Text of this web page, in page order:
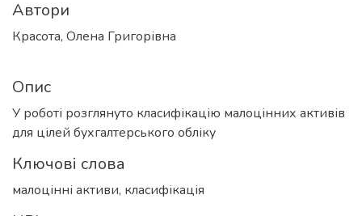
Автори
Красота, Олена Григорівна
Опис
У роботі розглянуто класифікацію малоцінних активів
для цілей бухгалтерського обліку
Ключові слова
малоцінні активи, класифікація